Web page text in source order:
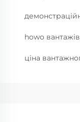
howo
ціна